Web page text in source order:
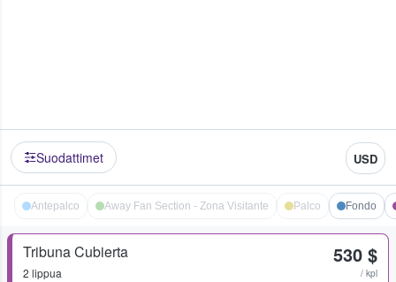
Suodattimet USD
Antepalco Away Fan Section - Zona Visitante Palco Fondo
Tribuna Cubierta
2 lippua
530 $
/ kpl